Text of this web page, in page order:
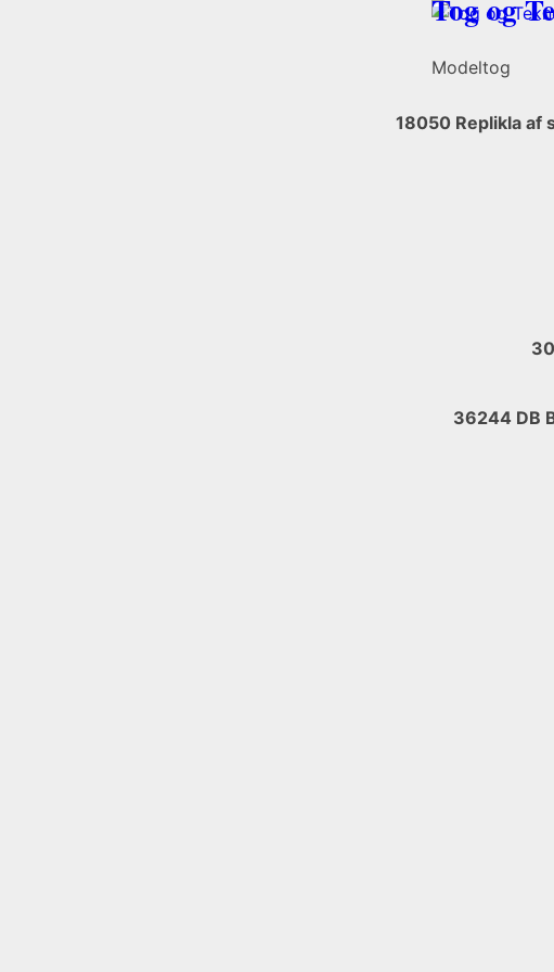
Tog og
Modeltog
18050 Replikla af
36244 DB